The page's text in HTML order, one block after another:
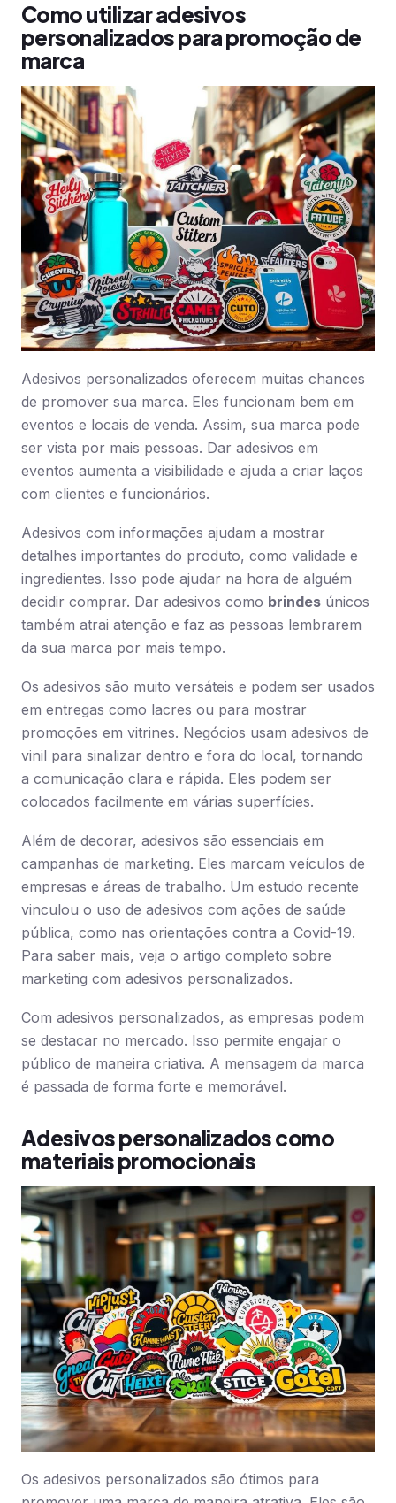
Como utilizar adesivos
personalizados para promoção de
marca
Adesivos personalizados oferecem muitas chances
de promover sua marca. Eles funcionam bem em
eventos e locais de venda. Assim, sua marca pode
ser vista por mais pessoas. Dar adesivos em
eventos aumenta a visibilidade e ajuda a criar laços
com clientes e funcionários.
Adesivos com informações ajudam a mostrar
detalhes importantes do produto, como validade e
ingredientes. Isso pode ajudar na hora de alguém
decidir comprar. Dar adesivos como brindes únicos
também atrai atenção e faz as pessoas lembrarem
da sua marca por mais tempo.
Os adesivos são muito versáteis e podem ser usados
em entregas como lacres ou para mostrar
promoções em vitrines. Negócios usam adesivos de
vinil para sinalizar dentro e fora do local, tornando
a comunicação clara e rápida. Eles podem ser
colocados facilmente em várias superfícies.
Além de decorar, adesivos são essenciais em
campanhas de marketing. Eles marcam veículos de
empresas e áreas de trabalho. Um estudo recente
vinculou o uso de adesivos com ações de saúde
pública, como nas orientações contra a Covid-19.
Para saber mais, veja o artigo completo sobre
marketing com adesivos personalizados.
Com adesivos personalizados, as empresas podem
se destacar no mercado. Isso permite engajar o
público de maneira criativa. A mensagem da marca
é passada de forma forte e memorável.
Adesivos personalizados como
materiais promocionais
Os adesivos personalizados são ótimos para